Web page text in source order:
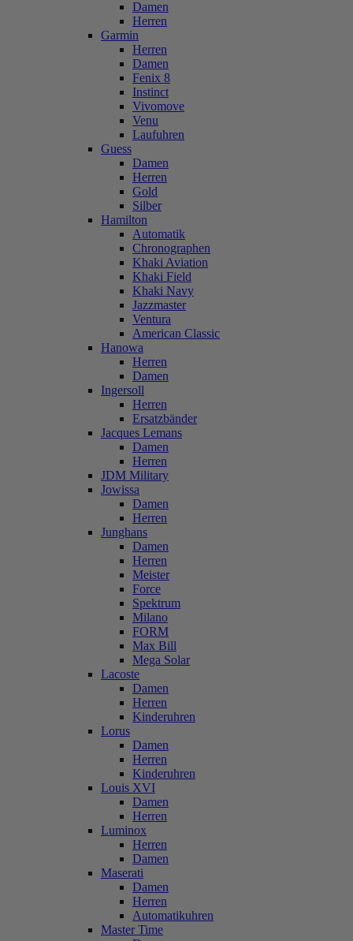
Damen
Herren
Garmin
Herren
Damen
Fenix 8
Instinct
Vivomove
Venu
Laufuhren
Guess
Damen
Herren
Gold
Silber
Hamilton
Automatik
Chronographen
Khaki Aviation
Khaki Field
Khaki Navy
Jazzmaster
Ventura
American Classic
Hanowa
Herren
Damen
Ingersoll
Herren
Ersatzbänder
Jacques Lemans
Damen
Herren
JDM Military
Jowissa
Damen
Herren
Junghans
Damen
Herren
Meister
Force
Spektrum
Milano
FORM
Max Bill
Mega Solar
Lacoste
Damen
Herren
Kinderuhren
Lorus
Damen
Herren
Kinderuhren
Louis XVI
Damen
Herren
Luminox
Herren
Damen
Maserati
Damen
Herren
Automatikuhren
Master Time